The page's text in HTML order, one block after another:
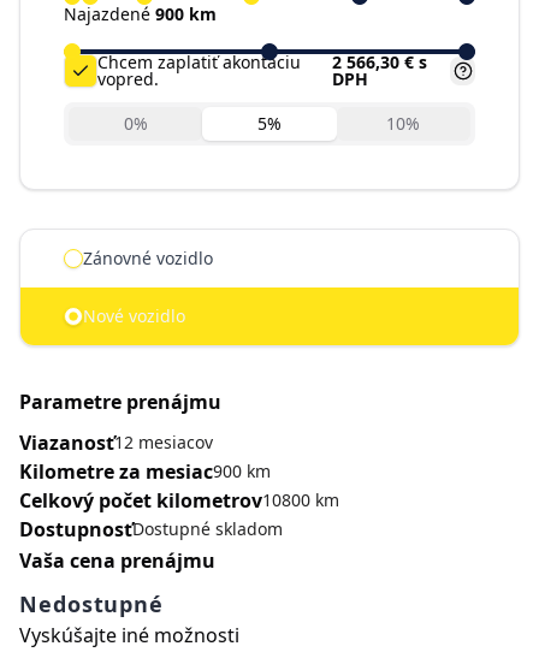
Najazdené 900 km
Chcem zaplatiť akontáciu
vopred.
2 566,30 € s
DPH
0% 5% 10%
dynamicPages.car.details.plan.label
Zánovné vozidlo
Nové vozidlo
Parametre prenájmu
Viazanosť12 mesiacov
Kilometre za mesiac900 km
Celkový počet kilometrov10800 km
DostupnosťDostupné skladom
Vaša cena prenájmu
Nedostupné
Vyskúšajte iné možnosti